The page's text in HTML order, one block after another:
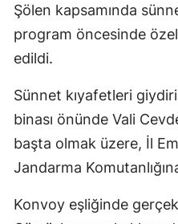
Şölen kapsamında
program öncesinde
edildi.
Sünnet kıyafetleri
binası önünde Vali
başta olmak üzere, İl
Jandarma
Konvoy eşliğinde